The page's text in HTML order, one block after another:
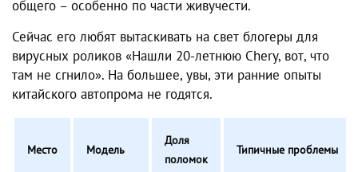
общего – особенно по части живучести.
Сейчас его любят вытаскивать на свет блогеры для
вирусных роликов «Нашли 20-летнюю Chery, вот, что
там не сгнило». На большее, увы, эти ранние опыты
китайского автопрома не годятся.
Место Модель
Доля
поломок
Типичные проблемы